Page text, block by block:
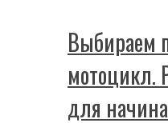
Выбираем
мотоцикл.
для